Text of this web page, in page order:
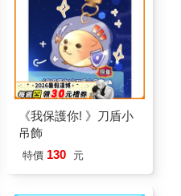
《我保護你! 》刀盾小
吊飾
特價 130 元